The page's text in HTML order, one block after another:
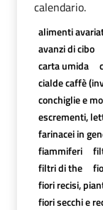
calendario.
alimenti
avanzi di cibo
carta umida
cialde caffè
conchiglie e
escrementi,
farinacei in
fiammiferi
filtri di the
fiori recisi,
fiori secchi e